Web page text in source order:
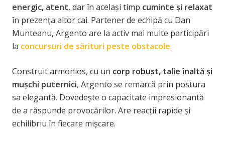
energic, atent, dar în același timp cuminte și relaxat
în prezența altor cai. Partener de echipă cu Dan
Munteanu, Argento are la activ mai multe participări
la concursuri de sărituri peste obstacole.
Construit armonios, cu un corp robust, talie înaltă şi
muşchi puternici, Argento se remarcă prin postura
sa elegantă. Dovedește o capacitate impresionantă
de a răspunde provocărilor. Are reacții rapide și
echilibriu în fiecare mișcare.